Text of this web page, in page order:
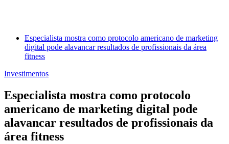
Especialista mostra como protocolo americano de marketing
digital pode alavancar resultados de profissionais da área
fitness
Investimentos
Especialista mostra como protocolo
americano de marketing digital pode
alavancar resultados de profissionais da
área fitness